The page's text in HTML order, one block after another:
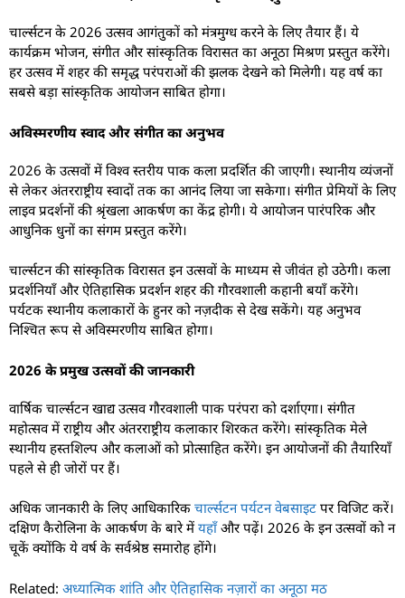
चार्ल्सटन के 2026 उत्सव आगंतुकों को मंत्रमुग्ध करने के लिए तैयार हैं। ये
कार्यक्रम भोजन, संगीत और सांस्कृतिक विरासत का अनूठा मिश्रण प्रस्तुत करेंगे।
हर उत्सव में शहर की समृद्ध परंपराओं की झलक देखने को मिलेगी। यह वर्ष का
सबसे बड़ा सांस्कृतिक आयोजन साबित होगा।
अविस्मरणीय स्वाद और संगीत का अनुभव
2026 के उत्सवों में विश्व स्तरीय पाक कला प्रदर्शित की जाएगी। स्थानीय व्यंजनों
से लेकर अंतरराष्ट्रीय स्वादों तक का आनंद लिया जा सकेगा। संगीत प्रेमियों के लिए
लाइव प्रदर्शनों की श्रृंखला आकर्षण का केंद्र होगी। ये आयोजन पारंपरिक और
आधुनिक धुनों का संगम प्रस्तुत करेंगे।
चार्ल्सटन की सांस्कृतिक विरासत इन उत्सवों के माध्यम से जीवंत हो उठेगी। कला
प्रदर्शनियाँ और ऐतिहासिक प्रदर्शन शहर की गौरवशाली कहानी बयाँ करेंगे।
पर्यटक स्थानीय कलाकारों के हुनर को नज़दीक से देख सकेंगे। यह अनुभव
निश्चित रूप से अविस्मरणीय साबित होगा।
2026 के प्रमुख उत्सवों की जानकारी
वार्षिक चार्ल्सटन खाद्य उत्सव गौरवशाली पाक परंपरा को दर्शाएगा। संगीत
महोत्सव में राष्ट्रीय और अंतरराष्ट्रीय कलाकार शिरकत करेंगे। सांस्कृतिक मेले
स्थानीय हस्तशिल्प और कलाओं को प्रोत्साहित करेंगे। इन आयोजनों की तैयारियाँ
पहले से ही जोरों पर हैं।
अधिक जानकारी के लिए आधिकारिक चार्ल्सटन पर्यटन वेबसाइट पर विजिट करें।
दक्षिण कैरोलिना के आकर्षण के बारे मेंयहाँऔर पढ़ें। 2026 के इन उत्सवों को न
चूकें क्योंकि ये वर्ष के सर्वश्रेष्ठ समारोह होंगे।
Related: अध्यात्मिक शांति और ऐतिहासिक नज़ारों का अनूठा मठ